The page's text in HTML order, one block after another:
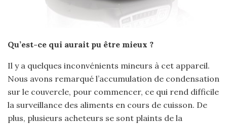
Qu’est-ce qui aurait pu être mieux ?
Il y a quelques inconvénients mineurs à cet appareil.
Nous avons remarqué l’accumulation de condensation
sur le couvercle, pour commencer, ce qui rend difficile
la surveillance des aliments en cours de cuisson. De
plus, plusieurs acheteurs se sont plaints de la